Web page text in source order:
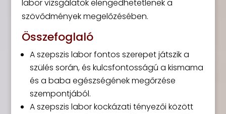
labor vizsgálatok elengedhetetlenek a
szövődmények megelőzésében.
Összefoglaló
A szepszis labor fontos szerepet játszik a
szülés során, és kulcsfontosságú a kismama
és a baba egészségének megőrzése
szempontjából.
A szepszis labor kockázati tényezői között